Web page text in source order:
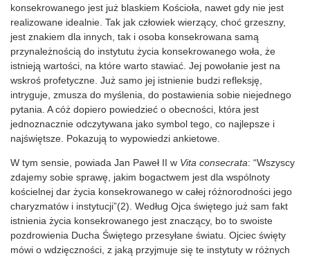
konsekrowanego jest już blaskiem Kościoła, nawet gdy nie jest
realizowane idealnie. Tak jak człowiek wierzący, choć grzeszny,
jest znakiem dla innych, tak i osoba konsekrowana samą
przynależnością do instytutu życia konsekrowanego woła, że
istnieją wartości, na które warto stawiać. Jej powołanie jest na
wskroś profetyczne. Już samo jej istnienie budzi refleksję,
intryguje, zmusza do myślenia, do postawienia sobie niejednego
pytania. A cóż dopiero powiedzieć o obecności, która jest
jednoznacznie odczytywana jako symbol tego, co najlepsze i
najświętsze. Pokazują to wypowiedzi ankietowe.
W tym sensie, powiada Jan Paweł II w Vita consecrata: “Wszyscy
zdajemy sobie sprawę, jakim bogactwem jest dla wspólnoty
kościelnej dar życia konsekrowanego w całej różnorodności jego
charyzmatów i instytucji”(2). Według Ojca świętego już sam fakt
istnienia życia konsekrowanego jest znaczący, bo to swoiste
pozdrowienia Ducha Świętego przesyłane światu. Ojciec święty
mówi o wdzięczności, z jaką przyjmuje się te instytuty w różnych